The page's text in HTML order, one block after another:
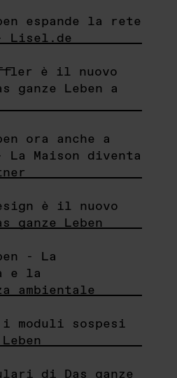
espande la rete
Lisel.de
è il nuovo
ganze Leben a
ora anche a
La Maison diventa
è il nuovo
ganze Leben
- La
e la
ambientale
moduli sospesi
di Das ganze